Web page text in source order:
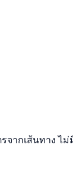
ากเส้นทาง ไ